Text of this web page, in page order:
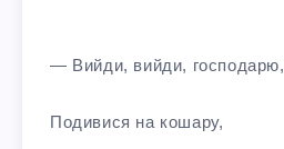
— Вийди, вийди, господарю,
Подивися на кошару,